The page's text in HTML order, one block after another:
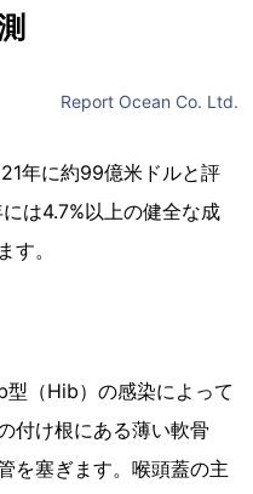
Report Ocean Co. Ltd.
年に約99億米ドルと評
は4.7%以上の健全な成
す。
（Hib）の感染によって
付け根にある薄い軟骨
を塞ぎます。喉頭蓋の主